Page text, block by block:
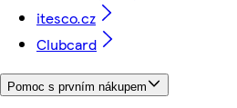
itesco.cz
Clubcard
Pomoc s prvním nákupem